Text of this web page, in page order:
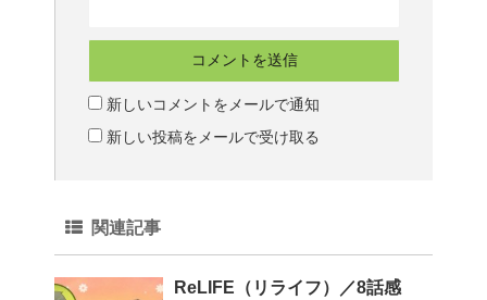
新しいコメントをメールで通知
新しい投稿をメールで受け取る
関連記事
ReLIFE（リライフ）／8話感